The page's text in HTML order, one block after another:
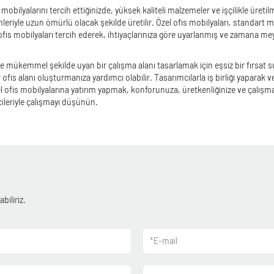
mobilyalarını tercih ettiğinizde, yüksek kaliteli malzemeler ve işçilikle
uzun ömürlü olacak şekilde üretilir. Özel ofis mobilyaları,
mobilyaları tercih ederek, ihtiyaçlarınıza göre uyarlanmış ve zamana
şekilde uyan bir çalışma alanı tasarlamak için eşsiz bir
alanı oluşturmanıza yardımcı olabilir. Tasarımcılarla iş birliği yaparak
ofis mobilyalarına yatırım yapmak, konforunuza, üretkenliğinize ve
çalışmayı düşünün.
*E-mail